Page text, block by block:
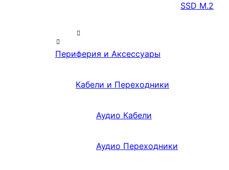
SSD M.2
Периферия и Аксессуары
Кабели и Переходники
Аудио Кабели
Аудио Переходники